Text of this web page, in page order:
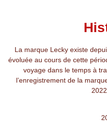
La marque Lecky existe
évoluée au cours de cette
voyage dans le temps à
l’enregistrement de la